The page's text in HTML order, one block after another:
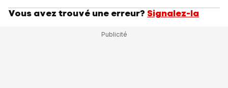
Vous avez trouvé une erreur? Signalez-la